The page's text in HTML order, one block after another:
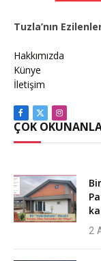
Tuzla’nın
Hakkımızda
Künye
İletişim
Facebook
X
(Twitter)
ÇOK
2